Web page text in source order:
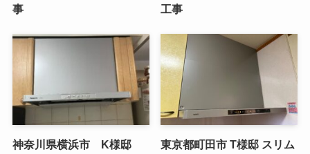
事
工事
神奈川県横浜市 K様邸
東京都町田市 T様邸 スリム